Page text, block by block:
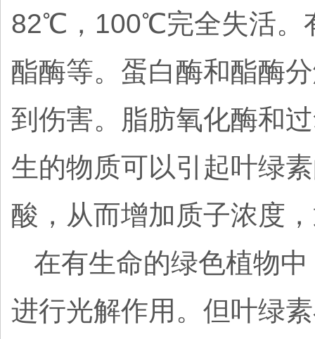
82℃，100℃完全失活。
酯酶等。蛋白酶和酯酶
到伤害。脂肪氧化酶和
生的物质可以引起叶绿
酸，从而增加质子浓度
在有生命的绿色植物
进行光解作用。但叶绿